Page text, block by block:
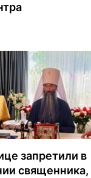
запретили в
священника,